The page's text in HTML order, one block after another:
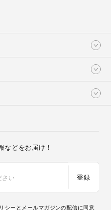
などをお届け！
登録
シー とメールマガジンの配信に同意